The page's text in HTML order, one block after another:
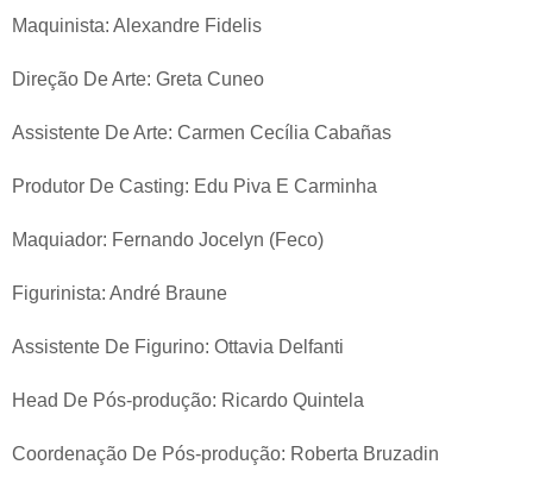
Maquinista: Alexandre Fidelis
Direção De Arte: Greta Cuneo
Assistente De Arte: Carmen Cecília Cabañas
Produtor De Casting: Edu Piva E Carminha
Maquiador: Fernando Jocelyn (Feco)
Figurinista: André Braune
Assistente De Figurino: Ottavia Delfanti
Head De Pós-produção: Ricardo Quintela
Coordenação De Pós-produção: Roberta Bruzadin